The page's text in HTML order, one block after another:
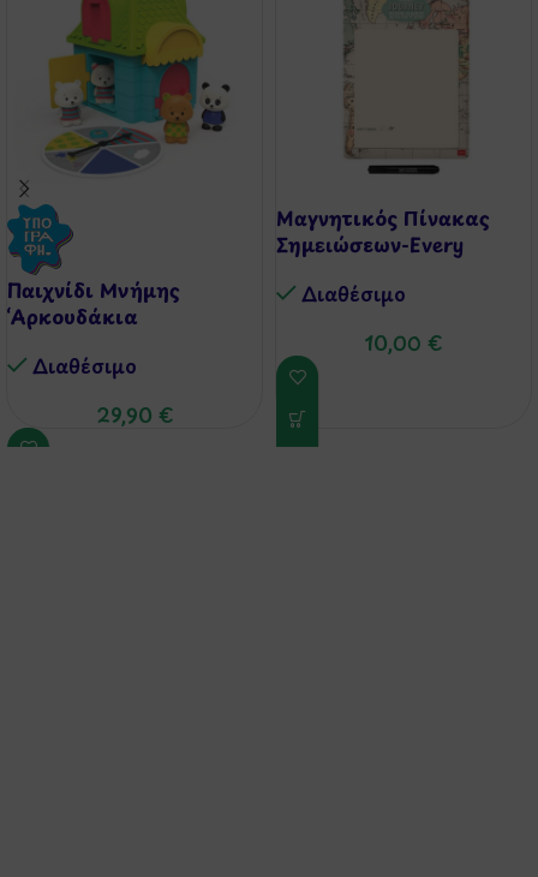
Παιχνίδι Μνήμης
‘Αρκουδάκια
Διαθέσιμo
29,90 €
Μαγνητικός Πίνακας
Σημειώσεων-Every
with the 1st step
Διαθέσιμo
10,00 €